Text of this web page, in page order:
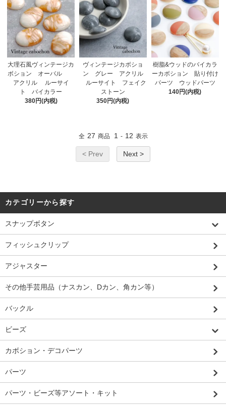
大理石風ヴィンテージカ
ボション オーバル
アクリル ルーサイ
ト バイカラー
380円(内税)
ヴィンテージカボショ
ン グレー アクリル
ルーサイト フェイク
ストーン
350円(内税)
樹脂&ウッドのバイカラ
ーカボション 貼り付け
パーツ ウッドパーツ
140円(内税)
全 27 商品 1 - 12 表示
< Prev Next >
カテゴリーから探す
スナップボタン
フィッシュクリップ
アジャスター
その他手芸用品（ナスカン、Dカン、角カン等）
バックル
ビーズ
カボション・デコパーツ
パーツ
パーツ・ビーズ等アソート・キット